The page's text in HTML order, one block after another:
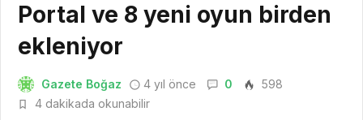
Portal ve 8 yeni oyun birden
ekleniyor
Gazete Boğaz 4 yıl önce 0
598
4 dakikada okunabilir